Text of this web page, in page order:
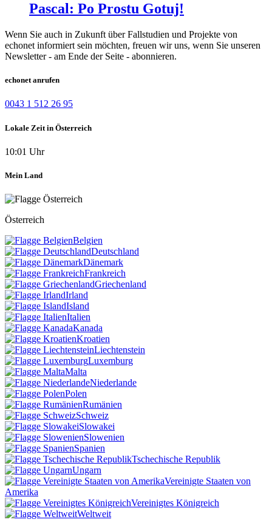
Pascal: Po Prostu Gotuj!
Wenn Sie auch in Zukunft über Fallstudien und Projekte von
echonet informiert sein möchten, freuen wir uns, wenn Sie unseren
Newsletter - am Ende der Seite - abonnieren.
echonet anrufen
0043 1 512 26 95
Lokale Zeit in Österreich
10:01 Uhr
Mein Land
Österreich
Belgien
Deutschland
Dänemark
Frankreich
Griechenland
Irland
Island
Italien
Kanada
Kroatien
Liechtenstein
Luxemburg
Malta
Niederlande
Polen
Rumänien
Schweiz
Slowakei
Slowenien
Spanien
Tschechische Republik
Ungarn
Vereinigte Staaten von
Amerika
Vereinigtes Königreich
Weltweit